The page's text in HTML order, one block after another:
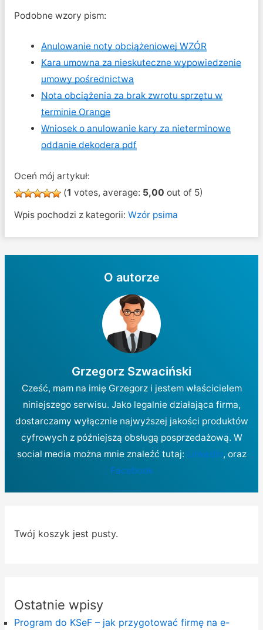
Podobne wzory pism:
Anulowanie noty obciążeniowej WZÓR
Kara umowna za nieskuteczne wypowiedzenie
umowy pośrednictwa
Nota obciążenia za brak zwrotu sprzętu w
terminie Orange
Wniosek o anulowanie kary za nieterminowe
oddanie dekodera pdf
Oceń mój artykuł:
(1 votes, average: 5,00 out of 5)
Wpis pochodzi z kategorii: Wzór psima
O autorze
Grzegorz Szwaciński
Cześć, mam na imię Grzegorz i jestem właścicielem
niniejszego serwisu. Jako legalnie działająca firma,
dostarczamy wyłącznie najwyższej jakości produktów
cyfrowych z późniejszą obsługą posprzedażową. W
social media można mnie znaleźć tutaj: LinkedIn, oraz
Facebook
Twój koszyk jest pusty.
Ostatnie wpisy
Program do KSeF – jak przygotować firmę na e-